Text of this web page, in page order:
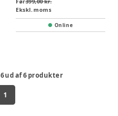
Ekskl. moms
Online
6ud af6 produkter
1